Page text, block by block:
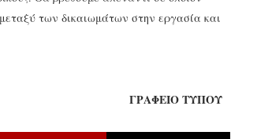
των δικαιωμάτων στην εργασία και
ΓΡΑΦΕΙΟ ΤΥΠΟΥ